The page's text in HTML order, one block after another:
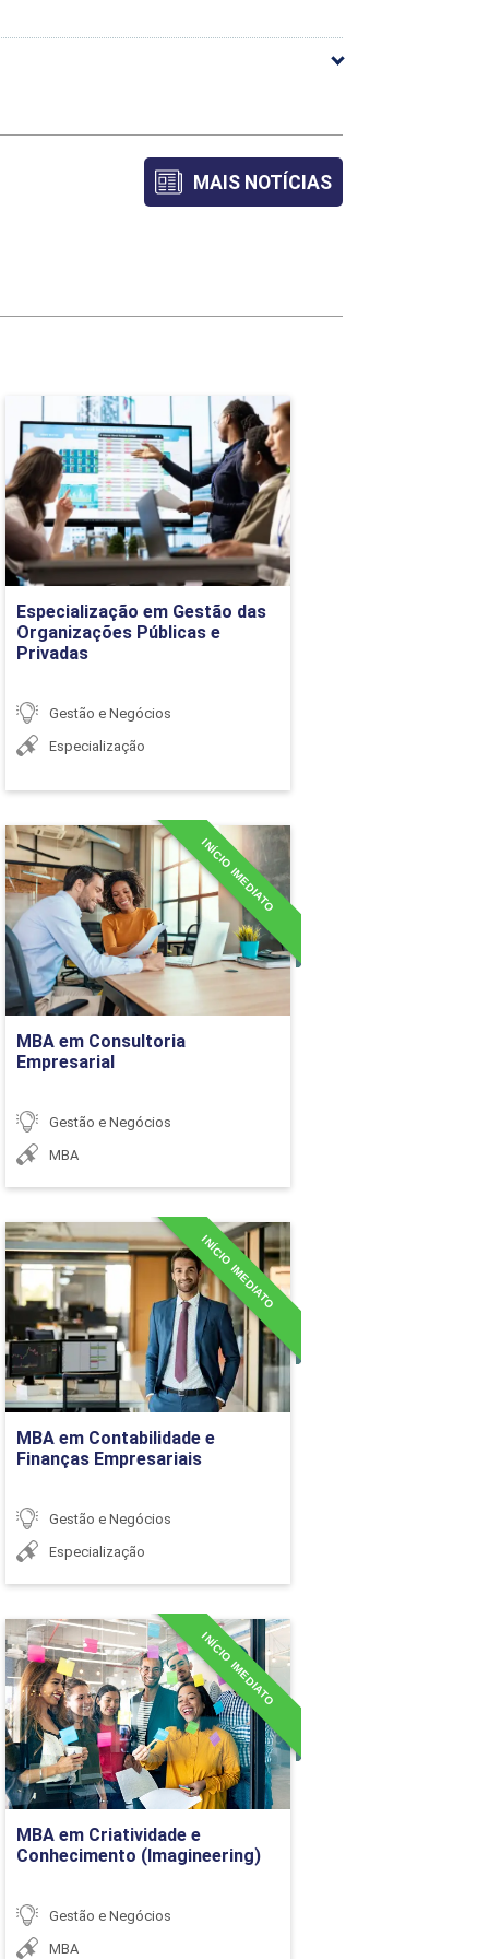
36h
36h
36h
MAIS NOTÍCIAS
Especialização em Gestão das
Organizações Públicas e
Privadas
Gestão e Negócios
Especialização
Especialização em Gestão
das Organizações Públicas
e Privadas
Detalhes do curso
MBA em Consultoria
Empresarial
INÍCIO IMEDIATO
Gestão e Negócios
MBA
MBA em Consultoria
Empresarial
Detalhes do curso
Ir para Inscrição
MBA em Contabilidade e
Finanças Empresariais
INÍCIO IMEDIATO
Gestão e Negócios
Especialização
MBA em Contabilidade e
Finanças Empresariais
Detalhes do curso
Ir para Inscrição
MBA em Criatividade e
Conhecimento (Imagineering)
INÍCIO IMEDIATO
Gestão e Negócios
MBA
MBA em Criatividade e
Conhecimento
(Imagineering)
Detalhes do curso